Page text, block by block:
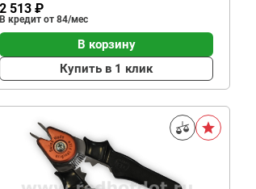
2 513 ₽
В кредит от 84/мес
В корзину
Купить в 1 клик